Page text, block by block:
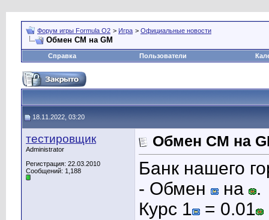
Форум игры Formula O2 > Игра > Официальные новости
Обмен CM на GM
Справка Пользователи
18.11.2022, 03:20
тестировщик
Administrator
Регистрация: 22.03.2010
Сообщений: 1,188
Обмен CM на
Банк нашего
- Обмен
на
.
Курс 1
= 0.01